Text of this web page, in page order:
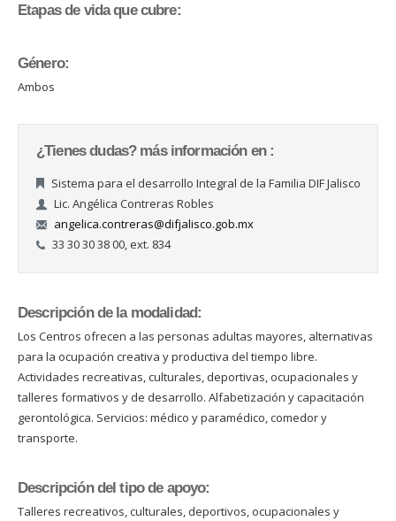
Etapas de vida que cubre:
Género:
Ambos
¿Tienes dudas? más información en :
Sistema para el desarrollo Integral de la Familia DIF Jalisco
Lic. Angélica Contreras Robles
angelica.contreras@difjalisco.gob.mx
33 30 30 38 00, ext. 834
Descripción de la modalidad:
Los Centros ofrecen a las personas adultas mayores, alternativas
para la ocupación creativa y productiva del tiempo libre.
Actividades recreativas, culturales, deportivas, ocupacionales y
talleres formativos y de desarrollo. Alfabetización y capacitación
gerontológica. Servicios: médico y paramédico, comedor y
transporte.
Descripción del tipo de apoyo:
Talleres recreativos, culturales, deportivos, ocupacionales y